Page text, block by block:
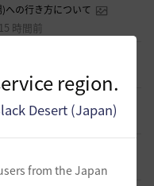
region.
Desert (Japan)
from the Japan
への行き方について
15 時間前
15 時間前
集！！
間前
日本 16 時間前